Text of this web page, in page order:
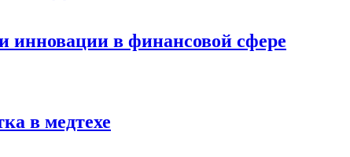
инновации в финансовой сфере
в медтехе